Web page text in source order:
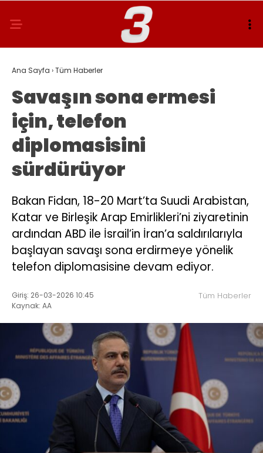
Ana Sayfa ›Tüm Haberler
Savaşın sona ermesi
için, telefon
diplomasisini
sürdürüyor
Bakan Fidan, 18-20 Mart’ta Suudi Arabistan,
Katar ve Birleşik Arap Emirlikleri’ni ziyaretinin
ardından ABD ile İsrail’in İran’a saldırılarıyla
başlayan savaşı sona erdirmeye yönelik
telefon diplomasisine devam ediyor.
Giriş: 26-03-2026 10:45
Kaynak: AA
Tüm Haberler